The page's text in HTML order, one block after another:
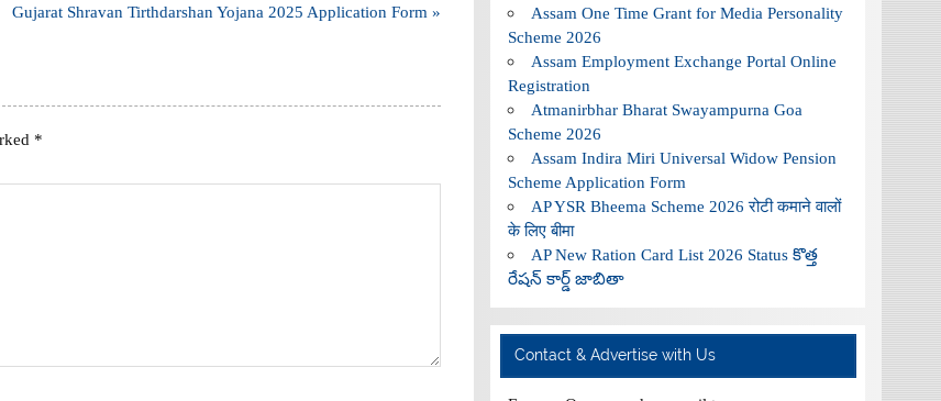
Gujarat Shravan Tirthdarshan Yojana 2025 Application Form »
*
Assam One Time Grant for Media Personality
Scheme 2026
Assam Employment Exchange Portal Online
Registration
Atmanirbhar Bharat Swayampurna Goa
Scheme 2026
Assam Indira Miri Universal Widow Pension
Scheme Application Form
AP YSR Bheema Scheme 2026 रोटी कमाने वालों
के लिए बीमा
AP New Ration Card List 2026 Status కొత్త
రేషన్ కార్డ్ జాబితా
Contact & Advertise with Us